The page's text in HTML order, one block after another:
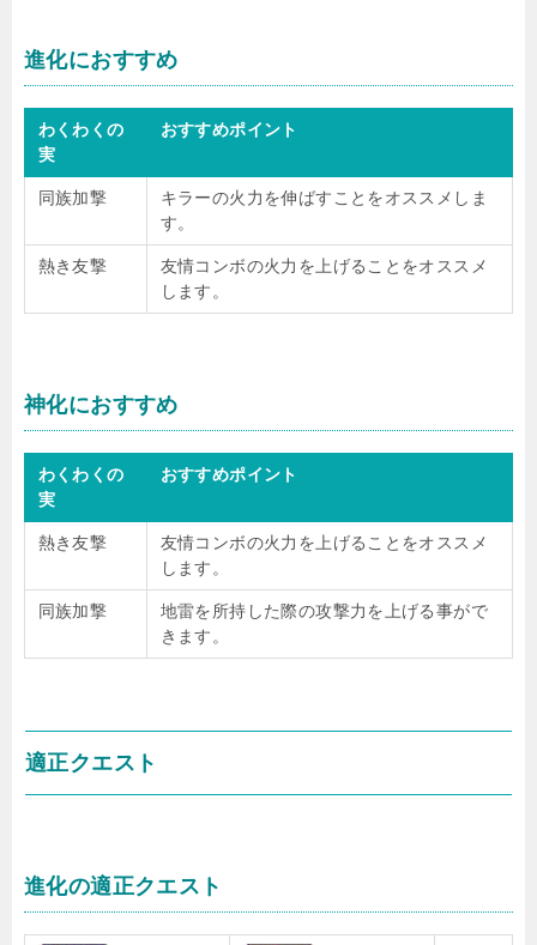
進化におすすめ
わくわくの
実
おすすめポイント
同族加撃
キラーの火力を伸ばすことをオススメしま
す。
熱き友撃
友情コンボの火力を上げることをオススメ
します。
神化におすすめ
わくわくの
実
おすすめポイント
熱き友撃
友情コンボの火力を上げることをオススメ
します。
同族加撃
地雷を所持した際の攻撃力を上げる事がで
きます。
適正クエスト
進化の適正クエスト